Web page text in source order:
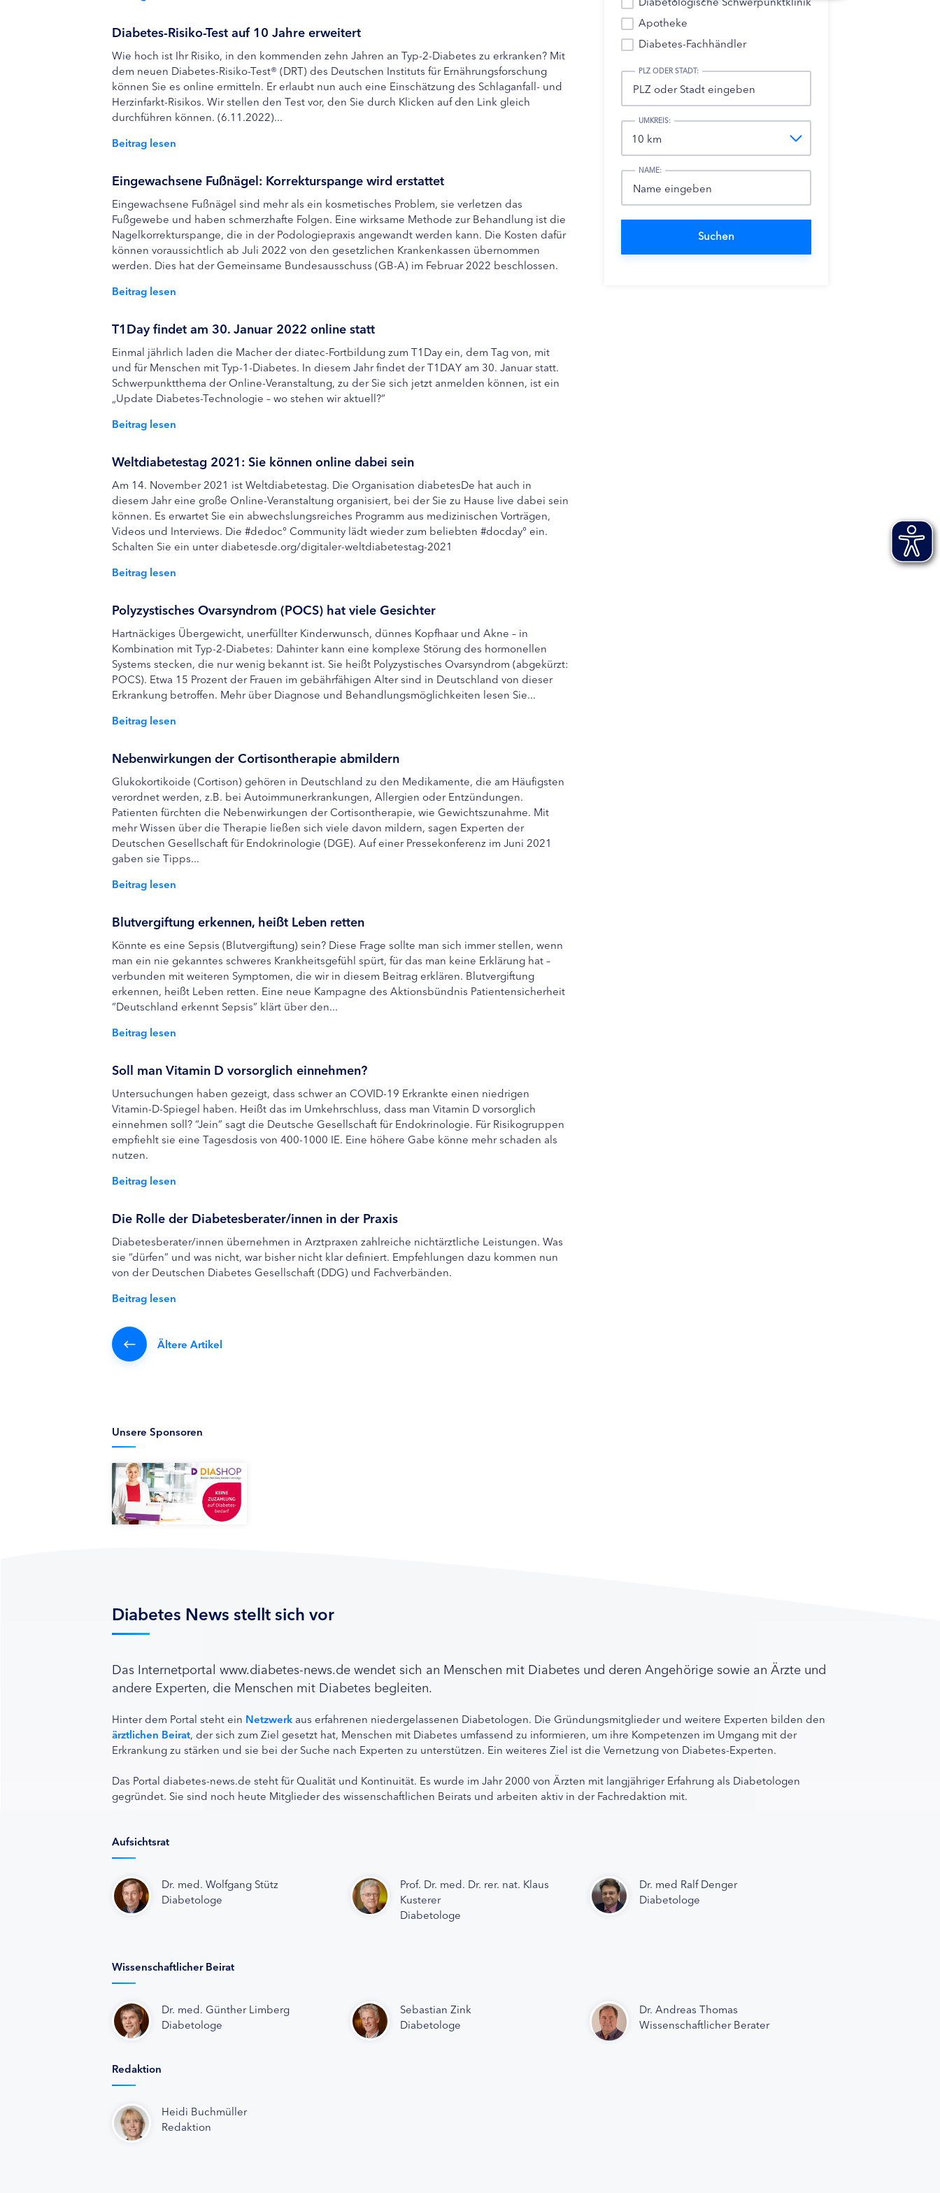
Diabetes-Risiko-Test auf 10 Jahre erweitert
Wie hoch ist Ihr Risiko, in den kommenden zehn Jahren an Typ-2-Diabetes zu erkranken? Mit
dem neuen Diabetes-Risiko-Test® (DRT) des Deutschen Instituts für Ernährungsforschung
können Sie es online ermitteln. Er erlaubt nun auch eine Einschätzung des Schlaganfall- und
Herzinfarkt-Risikos. Wir stellen den Test vor, den Sie durch Klicken auf den Link gleich
durchführen können. (6.11.2022)...
Beitrag lesen
Eingewachsene Fußnägel: Korrekturspange wird erstattet
Eingewachsene Fußnägel sind mehr als ein kosmetisches Problem, sie verletzen das
Fußgewebe und haben schmerzhafte Folgen. Eine wirksame Methode zur Behandlung ist die
Nagelkorrekturspange, die in der Podologiepraxis angewandt werden kann. Die Kosten dafür
können voraussichtlich ab Juli 2022 von den gesetzlichen Krankenkassen übernommen
werden. Dies hat der Gemeinsame Bundesausschuss (GB-A) im Februar 2022 beschlossen.
Beitrag lesen
T1Day findet am 30. Januar 2022 online statt
Einmal jährlich laden die Macher der diatec-Fortbildung zum T1Day ein, dem Tag von, mit
und für Menschen mit Typ-1-Diabetes. In diesem Jahr findet der T1DAY am 30. Januar statt.
Schwerpunktthema der Online-Veranstaltung, zu der Sie sich jetzt anmelden können, ist ein
„Update Diabetes-Technologie – wo stehen wir aktuell?“
Beitrag lesen
Weltdiabetestag 2021: Sie können online dabei sein
Am 14. November 2021 ist Weltdiabetestag. Die Organisation diabetesDe hat auch in
diesem Jahr eine große Online-Veranstaltung organisiert, bei der Sie zu Hause live dabei sein
können. Es erwartet Sie ein abwechslungsreiches Programm aus medizinischen Vorträgen,
Videos und Interviews. Die #dedoc° Community lädt wieder zum beliebten #docday° ein.
Schalten Sie ein unter diabetesde.org/digitaler-weltdiabetestag-2021
Beitrag lesen
Polyzystisches Ovarsyndrom (POCS) hat viele Gesichter
Hartnäckiges Übergewicht, unerfüllter Kinderwunsch, dünnes Kopfhaar und Akne – in
Kombination mit Typ-2-Diabetes: Dahinter kann eine komplexe Störung des hormonellen
Systems stecken, die nur wenig bekannt ist. Sie heißt Polyzystisches Ovarsyndrom (abgekürzt:
POCS). Etwa 15 Prozent der Frauen im gebährfähigen Alter sind in Deutschland von dieser
Erkrankung betroffen. Mehr über Diagnose und Behandlungsmöglichkeiten lesen Sie...
Beitrag lesen
Nebenwirkungen der Cortisontherapie abmildern
Glukokortikoide (Cortison) gehören in Deutschland zu den Medikamente, die am Häufigsten
verordnet werden, z.B. bei Autoimmunerkrankungen, Allergien oder Entzündungen.
Patienten fürchten die Nebenwirkungen der Cortisontherapie, wie Gewichtszunahme. Mit
mehr Wissen über die Therapie ließen sich viele davon mildern, sagen Experten der
Deutschen Gesellschaft für Endokrinologie (DGE). Auf einer Pressekonferenz im Juni 2021
gaben sie Tipps...
Beitrag lesen
Blutvergiftung erkennen, heißt Leben retten
Könnte es eine Sepsis (Blutvergiftung) sein? Diese Frage sollte man sich immer stellen, wenn
man ein nie gekanntes schweres Krankheitsgefühl spürt, für das man keine Erklärung hat –
verbunden mit weiteren Symptomen, die wir in diesem Beitrag erklären. Blutvergiftung
erkennen, heißt Leben retten. Eine neue Kampagne des Aktionsbündnis Patientensicherheit
“Deutschland erkennt Sepsis” klärt über den...
Beitrag lesen
Soll man Vitamin D vorsorglich einnehmen?
Untersuchungen haben gezeigt, dass schwer an COVID-19 Erkrankte einen niedrigen
Vitamin-D-Spiegel haben. Heißt das im Umkehrschluss, dass man Vitamin D vorsorglich
einnehmen soll? “Jein” sagt die Deutsche Gesellschaft für Endokrinologie. Für Risikogruppen
empfiehlt sie eine Tagesdosis von 400-1000 IE. Eine höhere Gabe könne mehr schaden als
nutzen.
Beitrag lesen
Die Rolle der Diabetesberater/innen in der Praxis
Diabetesberater/innen übernehmen in Arztpraxen zahlreiche nichtärztliche Leistungen. Was
sie “dürfen” und was nicht, war bisher nicht klar definiert. Empfehlungen dazu kommen nun
von der Deutschen Diabetes Gesellschaft (DDG) und Fachverbänden.
Beitrag lesen
Ältere Artikel
Apotheke
Diabetes-Fachhändler
PLZ ODER STADT:
UMKREIS:
NAME:
Unsere Sponsoren
Diabetes News stellt sich vor
Das Internetportal www.diabetes-news.de wendet sich an Menschen mit Diabetes und deren Angehörige sowie an Ärzte und
andere Experten, die Menschen mit Diabetes begleiten.
Hinter dem Portal steht ein Netzwerk aus erfahrenen niedergelassenen Diabetologen. Die Gründungsmitglieder und weitere Experten bilden den
ärztlichen Beirat, der sich zum Ziel gesetzt hat, Menschen mit Diabetes umfassend zu informieren, um ihre Kompetenzen im Umgang mit der
Erkrankung zu stärken und sie bei der Suche nach Experten zu unterstützen. Ein weiteres Ziel ist die Vernetzung von Diabetes-Experten.
Das Portal diabetes-news.de steht für Qualität und Kontinuität. Es wurde im Jahr 2000 von Ärzten mit langjähriger Erfahrung als Diabetologen
gegründet. Sie sind noch heute Mitglieder des wissenschaftlichen Beirats und arbeiten aktiv in der Fachredaktion mit.
Aufsichtsrat
Dr. med. Wolfgang Stütz
Diabetologe
Prof. Dr. med. Dr. rer. nat. Klaus
Kusterer
Diabetologe
Dr. med Ralf Denger
Diabetologe
Wissenschaftlicher Beirat
Dr. med. Günther Limberg
Diabetologe
Sebastian Zink
Diabetologe
Dr. Andreas Thomas
Wissenschaftlicher Berater
Redaktion
Heidi Buchmüller
Redaktion